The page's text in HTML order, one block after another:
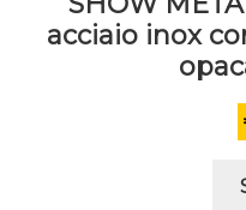
acciaio inox